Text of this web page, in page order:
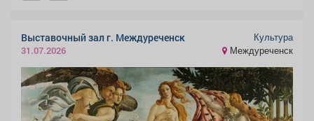
Выставочный зал г. Междуреченск
31.07.2026
Культура
Междуреченск